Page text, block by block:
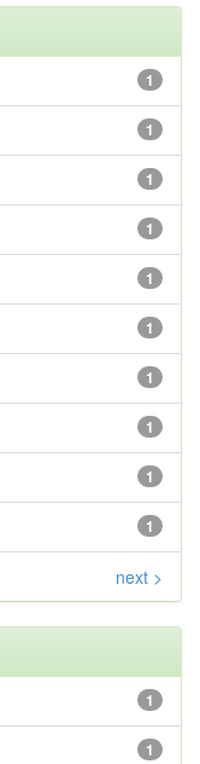
1
1
1
1
1
1
1
1
1
1
next >
1
1